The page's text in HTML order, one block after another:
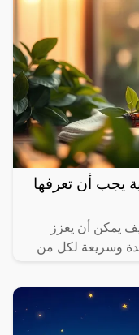
فوائد صحية يجب أن تعرفها
يمكن أن يعزز
وسريعة لكل من